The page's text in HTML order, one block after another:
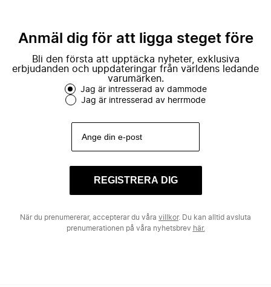
Anmäl dig för att ligga steget före
Bli den första att upptäcka nyheter, exklusiva
erbjudanden och uppdateringar från världens ledande
varumärken.
Jag är intresserad av dammode
Jag är intresserad av herrmode
REGISTRERA DIG
När du prenumererar, accepterar du våra villkor. Du kan alltid avsluta
prenumerationen på våra nyhetsbrev här.